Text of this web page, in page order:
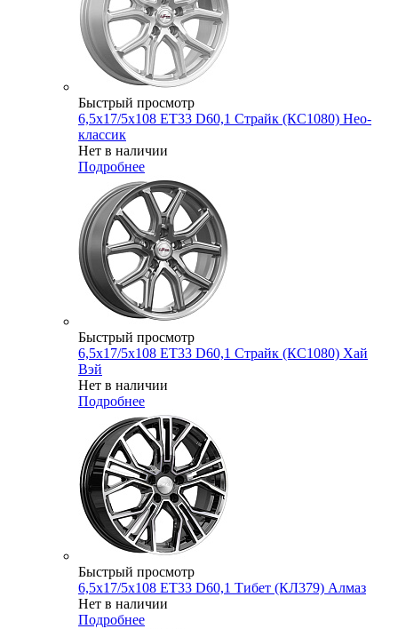
Быстрый просмотр
6,5x17/5x108 ET33 D60,1 Страйк (КС1080) Нео-
классик
Нет в наличии
Подробнее
Быстрый просмотр
6,5x17/5x108 ET33 D60,1 Страйк (КС1080) Хай
Вэй
Нет в наличии
Подробнее
Быстрый просмотр
6,5x17/5x108 ET33 D60,1 Тибет (КЛ379) Алмаз
Нет в наличии
Подробнее